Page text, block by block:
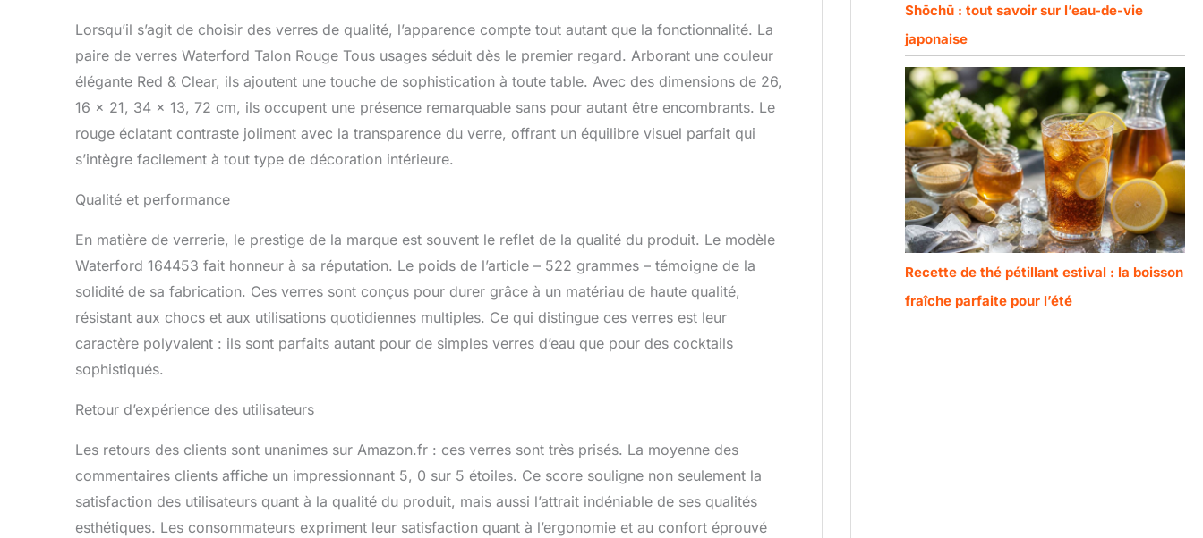
Lorsqu’il s’agit de choisir des verres de qualité, l’apparence compte tout autant que la fonctionnalité. La
paire de verres Waterford Talon Rouge Tous usages séduit dès le premier regard. Arborant une couleur
élégante Red & Clear, ils ajoutent une touche de sophistication à toute table. Avec des dimensions de 26,
16 x 21, 34 x 13, 72 cm, ils occupent une présence remarquable sans pour autant être encombrants. Le
rouge éclatant contraste joliment avec la transparence du verre, offrant un équilibre visuel parfait qui
s’intègre facilement à tout type de décoration intérieure.
Qualité et performance
En matière de verrerie, le prestige de la marque est souvent le reflet de la qualité du produit. Le modèle
Waterford 164453 fait honneur à sa réputation. Le poids de l’article – 522 grammes – témoigne de la
solidité de sa fabrication. Ces verres sont conçus pour durer grâce à un matériau de haute qualité,
résistant aux chocs et aux utilisations quotidiennes multiples. Ce qui distingue ces verres est leur
caractère polyvalent : ils sont parfaits autant pour de simples verres d’eau que pour des cocktails
sophistiqués.
Retour d’expérience des utilisateurs
Les retours des clients sont unanimes sur Amazon.fr : ces verres sont très prisés. La moyenne des
commentaires clients affiche un impressionnant 5, 0 sur 5 étoiles. Ce score souligne non seulement la
satisfaction des utilisateurs quant à la qualité du produit, mais aussi l’attrait indéniable de ses qualités
esthétiques. Les consommateurs expriment leur satisfaction quant à l’ergonomie et au confort éprouvé
Shōchū : tout savoir sur l’eau-de-vie
japonaise
Recette de thé pétillant estival : la boisson
fraîche parfaite pour l’été